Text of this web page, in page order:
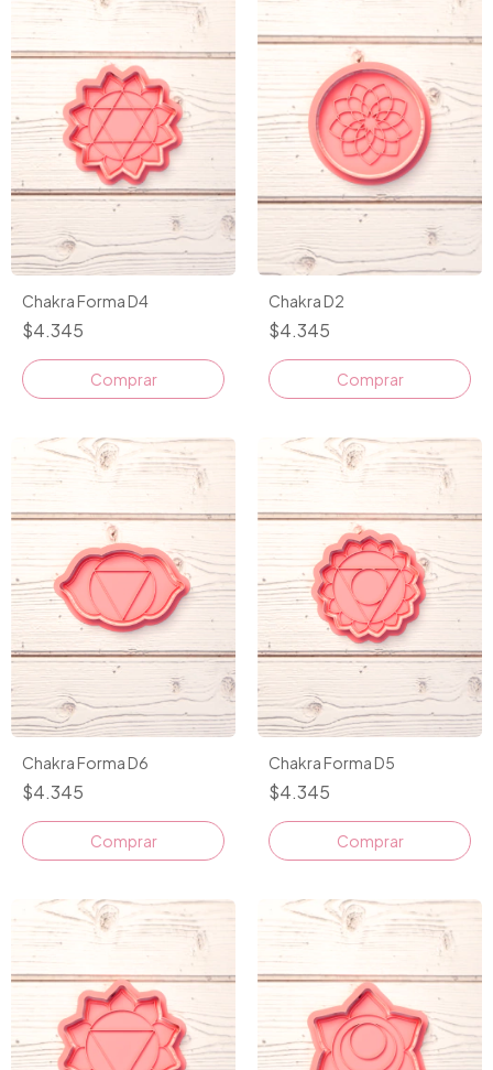
Chakra Forma D4
$4.345
Comprar
Chakra D2
$4.345
Comprar
Chakra Forma D6
$4.345
Comprar
Chakra Forma D5
$4.345
Comprar